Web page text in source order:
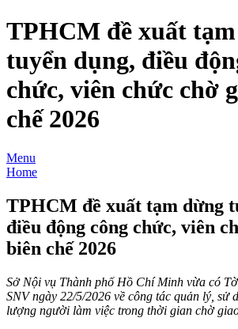
TPHCM đề xuất
tuyển dụng, điều
chức, viên chức chờ
chế 2026
Menu
Home
TPHCM đề xuất tạm dừng
điều động công chức, viên
biên chế 2026
Sở Nội vụ Thành phố Hồ Chí Minh vừa có
SNV ngày 22/5/2026 về công tác quản lý, sử
lượng người làm việc trong thời gian chờ